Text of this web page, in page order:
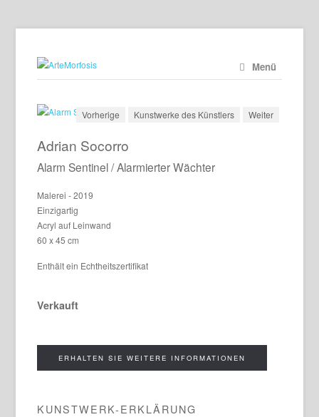
Menü
Vorherige Kunstwerke des Künstlers Weiter
Adrian Socorro
Alarm Sentinel / Alarmierter Wächter
Malerei - 2019
Einzigartig
Acryl auf Leinwand
60 x 45 cm
Enthält ein Echtheitszertifikat
Verkauft
ERHALTEN SIE WEITERE INFORMATIONEN
KUNSTWERK-ERKLÄRUNG